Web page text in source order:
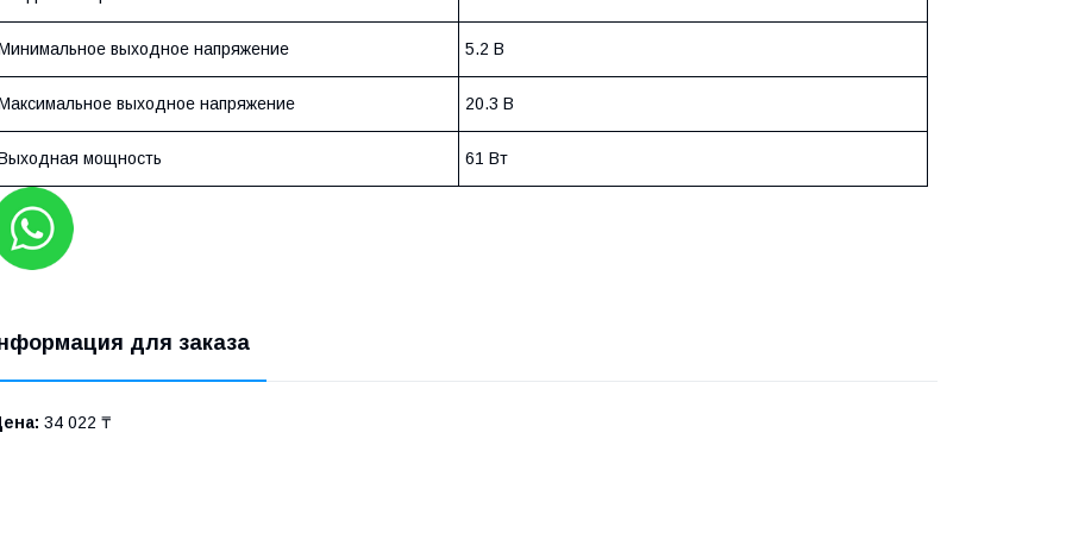
выходное напряжение 5.2 В
выходное напряжение 20.3 В
мощность 61 Вт
для заказа
34 022 ₸